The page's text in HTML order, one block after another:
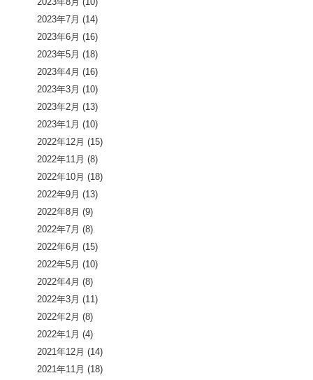
2023年7月 (14)
2023年6月 (16)
2023年5月 (18)
2023年4月 (16)
2023年3月 (10)
2023年2月 (13)
2023年1月 (10)
2022年12月 (15)
2022年11月 (8)
2022年10月 (18)
2022年9月 (13)
2022年8月 (9)
2022年7月 (8)
2022年6月 (15)
2022年5月 (10)
2022年4月 (8)
2022年3月 (11)
2022年2月 (8)
2022年1月 (4)
2021年12月 (14)
2021年11月 (18)